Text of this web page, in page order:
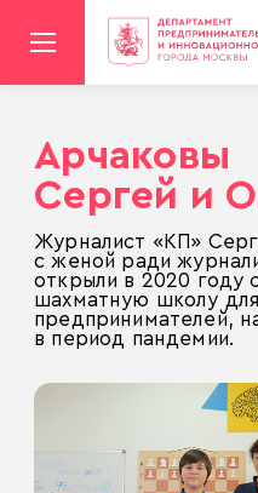
Арчаковы
Сергей и
Журналист «КП»
с женой ради
открыли в 2020 году
шахматную школу
предпринимателей,
в период пандемии.